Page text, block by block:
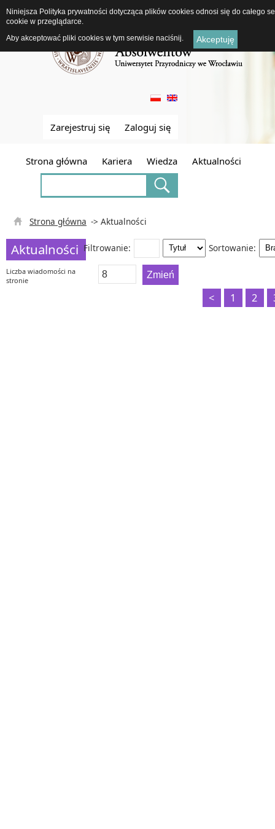
Zarejestruj się Zaloguj się
Strona główna Kariera Wiedza Aktualności
Strona główna -> Aktualności
Sortowanie:
Filtrowanie:
Aktualności
Liczba wiadomości na
stronie
< 1 2
Niniejsza Polityka prywatności dotycząca plików cookies odnosi się do całego
cookie w przeglądarce.
Aby akceptować pliki cookies w tym serwisie naciśnij.
Akceptuję